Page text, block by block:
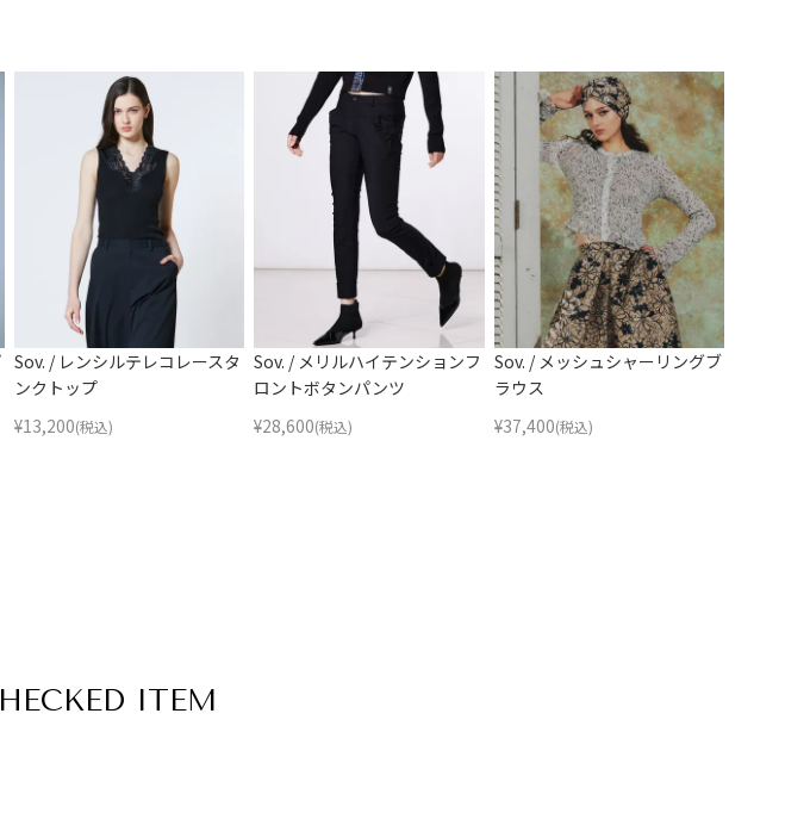
Sov. / レンシルテレコレースタ
ンクトップ
¥13,200(税込)
Sov. / メリルハイテンションフ
ロントボタンパンツ
¥28,600(税込)
Sov. / メッシュシャーリングブ
ラウス
¥37,400(税込)
ITEM